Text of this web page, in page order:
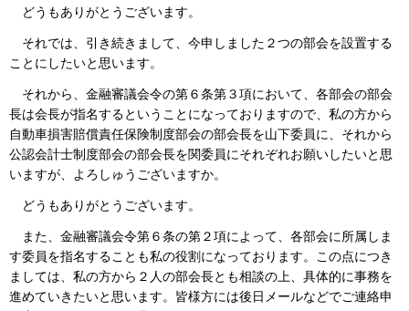
どうもありがとうございます。
それでは、引き続きまして、今申しました２つの部会を設置する
ことにしたいと思います。
それから、金融審議会令の第６条第３項において、各部会の部会
長は会長が指名するということになっておりますので、私の方から
自動車損害賠償責任保険制度部会の部会長を山下委員に、それから
公認会計士制度部会の部会長を関委員にそれぞれお願いしたいと思
いますが、よろしゅうございますか。
どうもありがとうございます。
また、金融審議会令第６条の第２項によって、各部会に所属しま
す委員を指名することも私の役割になっております。この点につき
ましては、私の方から２人の部会長とも相談の上、具体的に事務を
進めていきたいと思います。皆様方には後日メールなどでご連絡申